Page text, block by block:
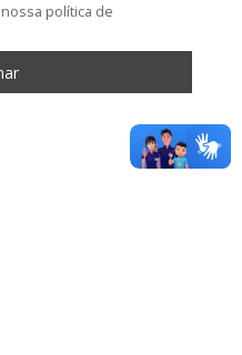
política de